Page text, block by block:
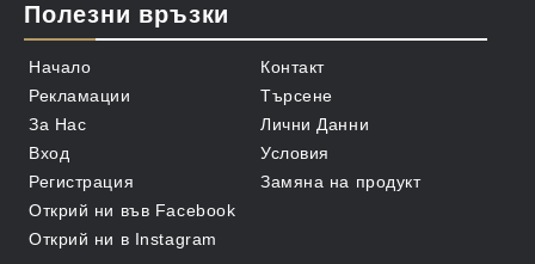
Полезни връзки
Начало
Рекламации
За Нас
Вход
Регистрация
Контакт
Търсене
Лични Данни
Условия
Замяна на продукт
Открий ни във Facebook
Открий ни в Instagram